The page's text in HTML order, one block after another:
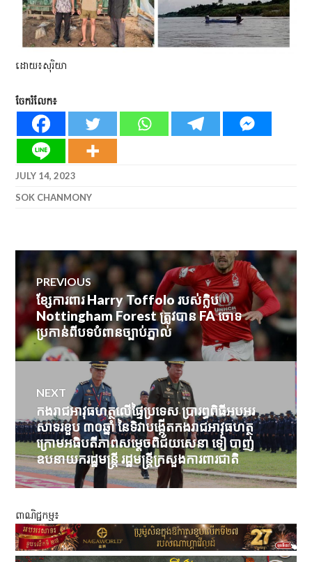
ដោយ៖សុរិយា
ចែករំលែក៖
JULY 14, 2023
SOK CHANMONY
Post
navigation
PREVIOUS
Previous
post:
ខ្សែការពារ Harry Toffolo របស់ក្លិប
Nottingham Forest ត្រូវបាន FA ចោទ
ប្រកាន់ពីបទបំពានច្បាប់ភ្នាល់
NEXT
Next
post:
កងរាជអាវុធហត្ថលើផ្ទៃប្រទេស ប្រារព្ធពិធីអបអរ
សាទរខួប ៣០ឆ្នាំ នៃទិវាបង្កើតកងរាជអាវុធហត្ថ
ក្រោមអធិបតីភាពសម្តេចពិជ័យសេនា ទៀ បាញ់
ឧបនាយករដ្ឋមន្រ្តី រដ្ឋមន្រ្តីក្រសួងការពារជាតិ
ពាណិជ្ជកម្ម៖